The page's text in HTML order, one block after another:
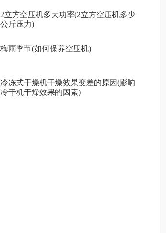
2立方空压机多大功率(2立方空压机多少
公斤压力)
梅雨季节(如何保养空压机)
冷冻式干燥机干燥效果变差的原因(影响
冷干机干燥效果的因素)